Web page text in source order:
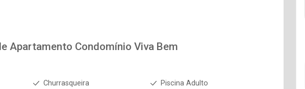
Apartamento Condomínio Viva Bem
Churrasqueira
Piscina Adulto